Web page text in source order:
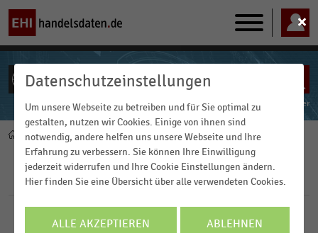
Main
navigation
ALLE INHALTE Powered by FACT-Finder
Pfadnavigation
Home
Filter
FILTER ZURÜCKSETZEN
Datenschutzeinstellungen
Um unsere Webseite zu betreiben und für Sie optimal zu
gestalten, nutzen wir Cookies. Einige von ihnen sind
notwendig, andere helfen uns unsere Webseite und Ihre
Erfahrung zu verbessern. Sie können Ihre Einwilligung
jederzeit widerrufen und Ihre Cookie Einstellungen ändern.
Hier finden Sie eine Übersicht über alle verwendeten Cookies.
ALLE AKZEPTIEREN ABLEHNEN